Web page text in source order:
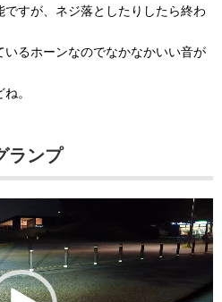
すが、ネジ落としたりしたら終わ
いるホーンなのでなかなかいい音が
。
ランプ